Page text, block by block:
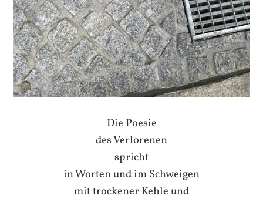
Die Poesie
des Verlorenen
spricht
in Worten und im Schweigen
mit trockener Kehle und